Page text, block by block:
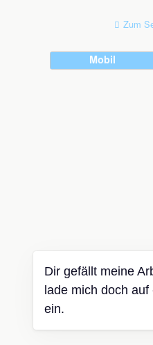
Zum
Mobil
Dir gefällt meine
lade mich doch
ein.